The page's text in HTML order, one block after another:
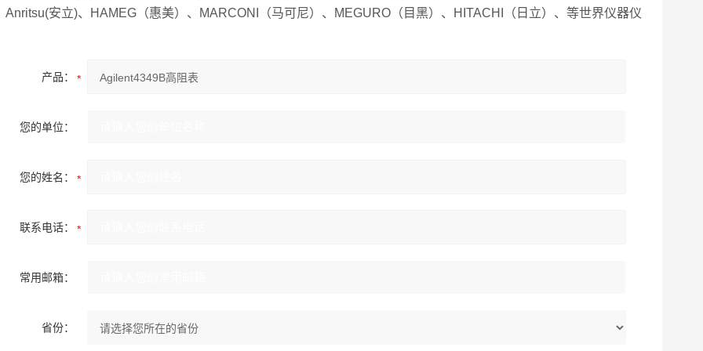
Anritsu(安立)、HAMEG（惠美）、MARCONI（马可尼）、MEGURO（目黑）、HITACHI（日立）、等世界仪器仪
产品：
您的单位：
您的姓名：
联系电话：
常用邮箱：
省份：